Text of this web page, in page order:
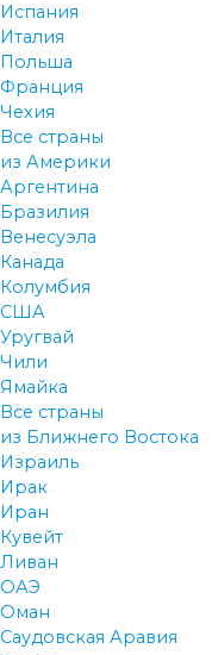
Испания
Италия
Польша
Франция
Чехия
Все страны
из Америки
Аргентина
Бразилия
Венесуэла
Канада
Колумбия
США
Уругвай
Чили
Ямайка
Все страны
из Ближнего Востока
Израиль
Ирак
Иран
Кувейт
Ливан
ОАЭ
Оман
Саудовская Аравия